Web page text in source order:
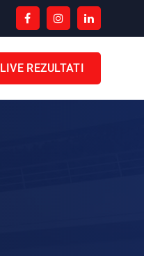
LIVE REZULTATI